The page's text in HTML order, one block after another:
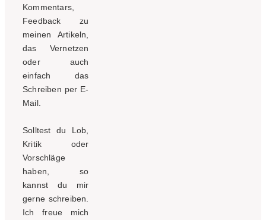
Kommentars,
Feedback zu
meinen Artikeln,
das Vernetzen
oder auch
einfach das
Schreiben per E-
Mail.
Solltest du Lob,
Kritik oder
Vorschläge
haben, so
kannst du mir
gerne schreiben.
Ich freue mich